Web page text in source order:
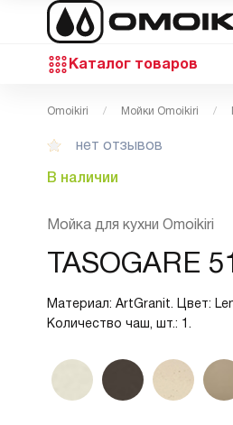
Каталог товаров
Omoikiri Мойки Omoikiri
нет отзывов
В наличии
Мойка для кухни Omoikiri
TASOGARE
Материал: ArtGranit. Цвет:
Количество чаш, шт.: 1.